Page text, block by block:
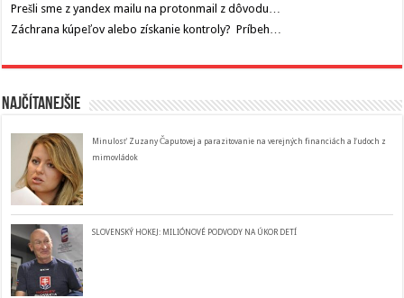
Prešli sme z yandex mailu na protonmail z dôvodu…
Záchrana kúpeľov alebo získanie kontroly? Príbeh…
Najčítanejšie
Minulosť Zuzany Čaputovej a parazitovanie na verejných financiách a ľudoch z
mimovládok
SLOVENSKÝ HOKEJ: MILIÓNOVÉ PODVODY NA ÚKOR DETÍ